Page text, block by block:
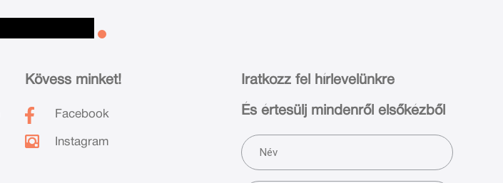
Kövess minket!
Facebook
Instagram
Iratkozz fel hírlevelünkre
És értesülj mindenről elsőkézből